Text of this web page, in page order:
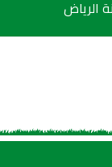
الرياض